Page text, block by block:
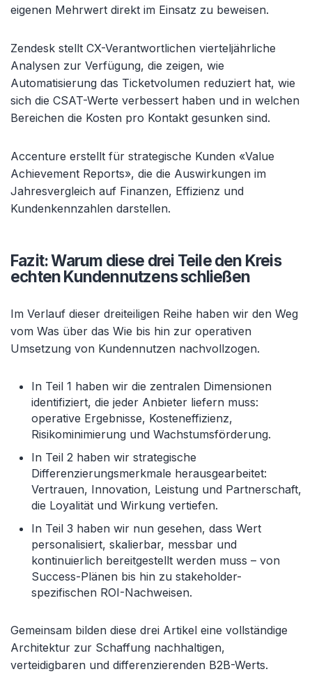
eigenen Mehrwert direkt im Einsatz zu beweisen.
Zendesk stellt CX-Verantwortlichen vierteljährliche
Analysen zur Verfügung, die zeigen, wie
Automatisierung das Ticketvolumen reduziert hat, wie
sich die CSAT-Werte verbessert haben und in welchen
Bereichen die Kosten pro Kontakt gesunken sind.
Accenture erstellt für strategische Kunden «Value
Achievement Reports», die die Auswirkungen im
Jahresvergleich auf Finanzen, Effizienz und
Kundenkennzahlen darstellen.
Fazit: Warum diese drei Teile den Kreis
echten Kundennutzens schließen
Im Verlauf dieser dreiteiligen Reihe haben wir den Weg
vom Was über das Wie bis hin zur operativen
Umsetzung von Kundennutzen nachvollzogen.
In Teil 1 haben wir die zentralen Dimensionen
identifiziert, die jeder Anbieter liefern muss:
operative Ergebnisse, Kosteneffizienz,
Risikominimierung und Wachstumsförderung.
In Teil 2 haben wir strategische
Differenzierungsmerkmale herausgearbeitet:
Vertrauen, Innovation, Leistung und Partnerschaft,
die Loyalität und Wirkung vertiefen.
In Teil 3 haben wir nun gesehen, dass Wert
personalisiert, skalierbar, messbar und
kontinuierlich bereitgestellt werden muss – von
Success-Plänen bis hin zu stakeholder-
spezifischen ROI-Nachweisen.
Gemeinsam bilden diese drei Artikel eine vollständige
Architektur zur Schaffung nachhaltigen,
verteidigbaren und differenzierenden B2B-Werts.